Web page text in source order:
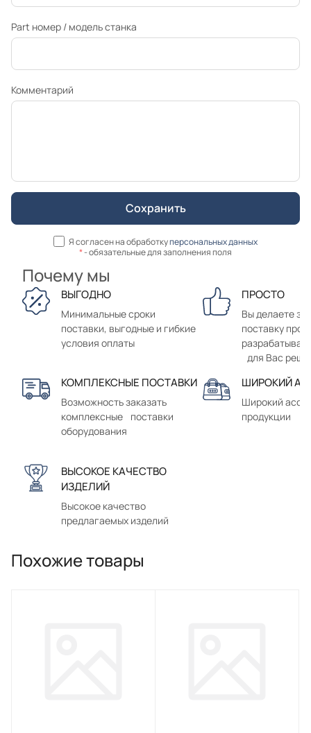
Part номер / модель станка
Комментарий
Я согласен на обработкуперсональных данных
*- обязательные для заполнения поля
Почему мы
ВЫГОДНО
Минимальные сроки
поставки, выгодные и гибкие
условия оплаты
ПРОСТО
Вы делаете
поставку
для Вас
КОМПЛЕКСНЫЕ ПОСТАВКИ
Возможность заказать
комплексные поставки
оборудования
ШИРОКИЙ
Широкий
продукции
ВЫСОКОЕ КАЧЕСТВО
ИЗДЕЛИЙ
Высокое качество
предлагаемых изделий
Похожие товары